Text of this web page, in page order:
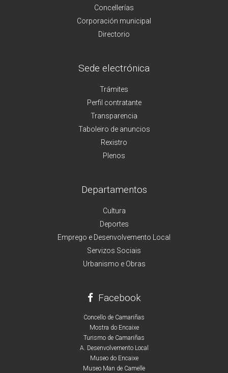
Concellerías
Corporación municipal
Directorio
Sede electrónica
Trámites
Perfil contratante
Transparencia
Taboleiro de anuncios
Rexistro
Plenos
Departamentos
Cultura
Deportes
Emprego e Desenvolvemento Local
Servizos Sociais
Urbanismo e Obras
Facebook
Concello de Camariñas
Mostra do Encaixe
Turismo de Camariñas
A. Desenvolvemento Local
Museo do Encaixe
Museo Man de Camelle